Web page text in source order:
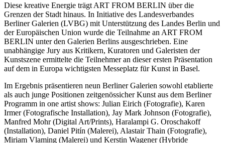
Diese kreative Energie trägt ART FROM BERLIN über die
Grenzen der Stadt hinaus. In Initiative des Landesverbandes
Berliner Galerien (LVBG) mit Unterstützung des Landes Berlin und
der Europäischen Union wurde die Teilnahme an ART FROM
BERLIN unter den Galerien Berlins ausgeschrieben. Eine
unabhängige Jury aus Kritikern, Kuratoren und Galeristen der
Kunstszene ermittelte die Teilnehmer an dieser ersten Präsentation
auf dem in Europa wichtigsten Messeplatz für Kunst in Basel.
Im Ergebnis präsentieren neun Berliner Galerien sowohl etablierte
als auch junge Positionen zeitgenössicher Kunst aus dem Berliner
Programm in one artist shows: Julian Eirich (Fotografie), Karen
Irmer (Fotografische Installation), Jay Mark Johnson (Fotografie),
Manfred Mohr (Digital Art/Prints), Haralampi G. Oroschakoff
(Installation), Daniel Pitín (Malerei), Alastair Thain (Fotografie),
Miriam Vlaming (Malerei) und Kerstin Wagener (Hybride